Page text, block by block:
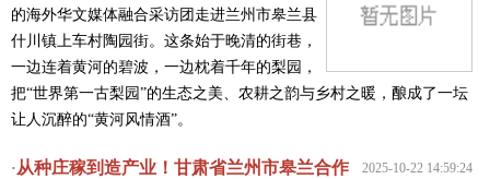
的海外华文媒体融合采访团走进兰州市皋兰县
什川镇上车村陶园街。这条始于晚清的街巷，
一边连着黄河的碧波，一边枕着千年的梨园，
把“世界第一古梨园”的生态之美、农耕之韵与乡村之暖，酿成了一坛
让人沉醉的“黄河风情酒”。
2025-10-22 14:59:24
· 从种庄稼到造产业！甘肃省兰州市皋兰合作